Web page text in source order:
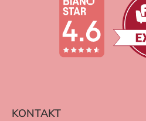
KONTAKT